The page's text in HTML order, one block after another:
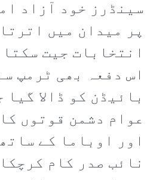
سینڈرز خود آزاد
پر میدان میں
انتخابات جیت
اس دفعہ بھی ٹرمپ
بائیڈن کو ڈالا
عوام دشمن قوتوں
اور اوباما کے
نائب صدر کام